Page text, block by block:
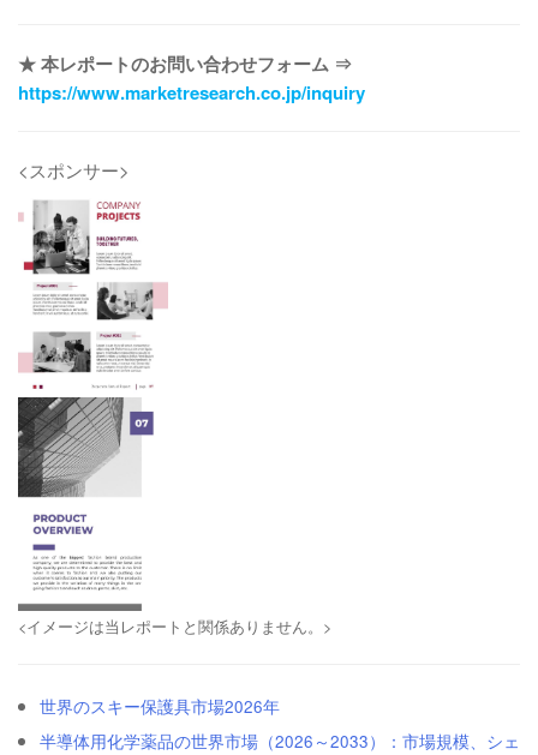
★ 本レポートのお問い合わせフォーム ⇒
https://www.marketresearch.co.jp/inquiry
<スポンサー>
<イメージは当レポートと関係ありません。>
世界のスキー保護具市場2026年
半導体用化学薬品の世界市場（2026～2033）：市場規模、シェ